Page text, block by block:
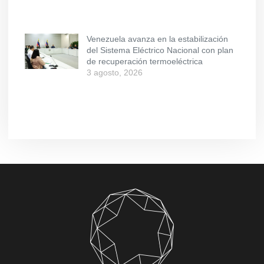
Venezuela avanza en la estabilización
del Sistema Eléctrico Nacional con plan
de recuperación termoeléctrica
3 agosto, 2026